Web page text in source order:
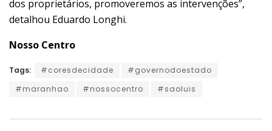
dos proprietários, promoveremos as intervenções”,
detalhou Eduardo Longhi.
Nosso Centro
Tags: #coresdecidade
#governodoestado
#maranhao
#nossocentro #saoluis